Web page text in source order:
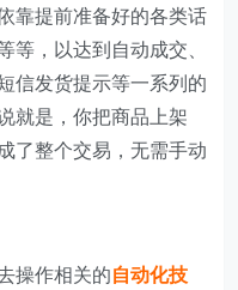
靠提前准备好的各类话
等，以达到自动成交、
信发货提示等一系列的
就是，你把商品上架
了整个交易，无需手动
操作相关的自动化技